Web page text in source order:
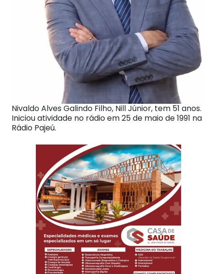
Nivaldo Alves Galindo Filho, Nill Júnior, tem 51 anos.
Iniciou atividade no rádio em 25 de maio de 1991 na
Rádio Pajeú.